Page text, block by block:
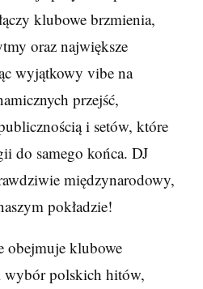
klubowe brzmienia,
oraz największe
wyjątkowy vibe na
przejść,
i setów, które
do samego końca. DJ
międzynarodowy,
pokładzie!
obejmuje klubowe
wybór polskich hitów,